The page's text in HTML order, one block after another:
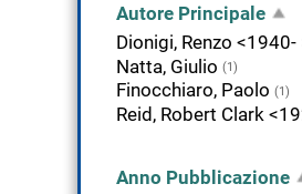
Autore Principale
Dionigi, Renzo <1940-
Natta, Giulio (1)
Finocchiaro, Paolo (1)
Anno Pubblicazione